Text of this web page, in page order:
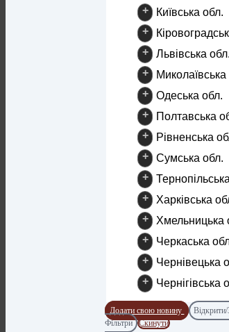
+
Київська обл.
+
+
Львівська обл.
+
Миколаївська
+
Одеська обл.
+
Полтавська
+
Рівненська
+
Сумська обл.
+
+
Харківська
+
Хмельницька
+
Черкаська
+
Чернівецька
+
Чернігівська
Додати свою новину
Фільтри
Скинути